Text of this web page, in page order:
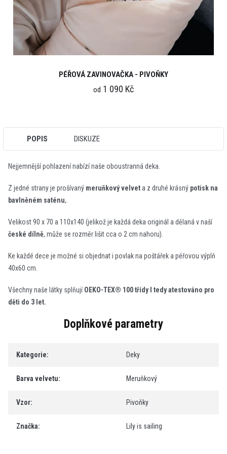
PÉŘOVÁ ZAVINOVAČKA - PIVOŇKY
od 1 090 Kč
POPIS DISKUZE
Nejjemnější pohlazení nabízí naše oboustranná deka.
Z jedné strany je prošívaný meruňkový velveta z druhé krásný potisk na
bavlněném saténu,.
Velikost 90 x 70 a 110x140 (jelikož je každá deka originál a dělaná v naší
české dílně, může se rozměr lišit cca o 2 cm nahoru).
Ke každé dece je možné si objednat i povlak na poštářek a péřovou výplň
40x60 cm.
Všechny naše látky splňujíOEKO-TEX® 100 třídy I tedy atestováno pro
děti do 3 let.
Doplňkové parametry
Kategorie: Deky
Barva velvetu: Meruňkový
Vzor: Pivoňky
Značka: Lily is sailing